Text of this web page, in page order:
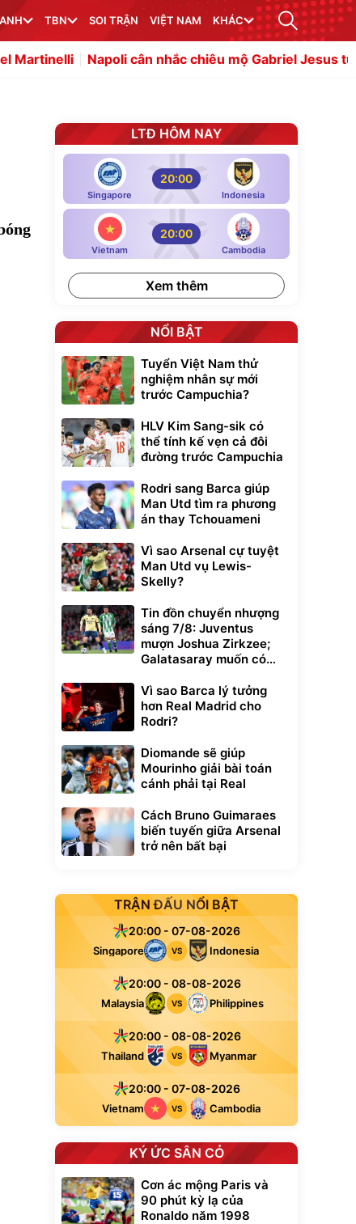
ANH TBN SOI TRẬN VIỆT NAM KHÁC
nhắc chiêu mộ Gabriel Jesus từ Arsenal Kepa
LTĐ HÔM NAY
Singapore
20:00
Indonesia
Vietnam
20:00
Cambodia
Xem thêm
NỔI BẬT
Tuyển Việt Nam thử
nghiệm nhân sự mới
trước Campuchia?
HLV Kim Sang-sik có
thể tính kế vẹn cả đôi
đường trước Campuchia
Rodri sang Barca giúp
Man Utd tìm ra phương
án thay Tchouameni
Vì sao Arsenal cự tuyệt
Man Utd vụ Lewis-
Skelly?
Tin đồn chuyển nhượng
sáng 7/8: Juventus
mượn Joshua Zirkzee;
Galatasaray muốn có
Vì sao Barca lý tưởng
hơn Real Madrid cho
Rodri?
Diomande sẽ giúp
Mourinho giải bài toán
cánh phải tại Real
Cách Bruno Guimaraes
biến tuyến giữa Arsenal
trở nên bất bại
TRẬN ĐẤU NỔI BẬT
20:00 - 07-08-2026
Singapore VS Indonesia
20:00 - 08-08-2026
Malaysia VS Philippines
20:00 - 08-08-2026
Thailand VS Myanmar
20:00 - 07-08-2026
Vietnam VS Cambodia
KÝ ỨC SÂN CỎ
Cơn ác mộng Paris và
90 phút kỳ lạ của
Ronaldo năm 1998